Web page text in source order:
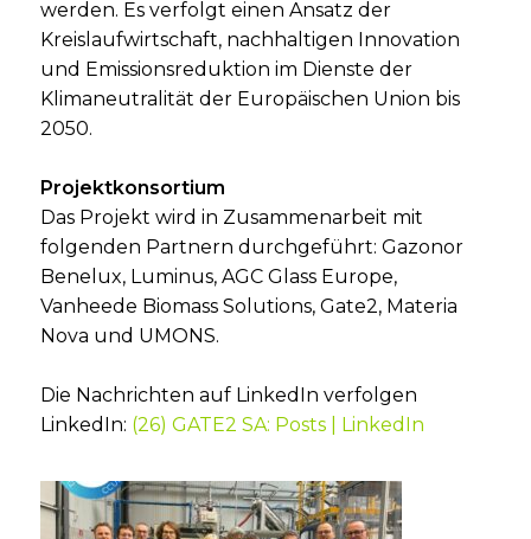
werden. Es verfolgt einen Ansatz der
Kreislaufwirtschaft, nachhaltigen Innovation
und Emissionsreduktion im Dienste der
Klimaneutralität der Europäischen Union bis
2050.
Projektkonsortium
Das Projekt wird in Zusammenarbeit mit
folgenden Partnern durchgeführt: Gazonor
Benelux, Luminus, AGC Glass Europe,
Vanheede Biomass Solutions, Gate2, Materia
Nova und UMONS.
Die Nachrichten auf LinkedIn verfolgen
LinkedIn: (26) GATE2 SA: Posts | LinkedIn